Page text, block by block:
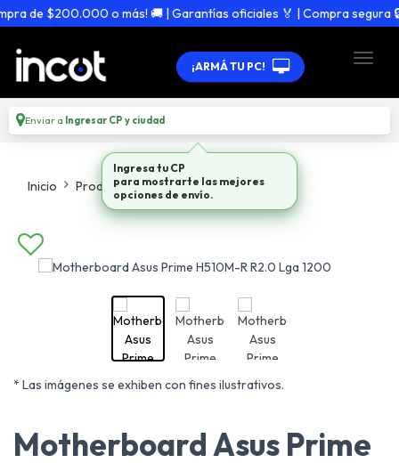
de $200.000 o más! 🚚 | Garantías oficiales 🏅 | Compra segura 🔒
¡ARMÁ TU PC!
Enviar a Ingresar CP y ciudad
Inicio Productos Motherboards
* Las imágenes se exhiben con fines ilustrativos.
Motherboard Asus Prime
Ingresa tu CP
para mostrarte las mejores
opciones de envío.